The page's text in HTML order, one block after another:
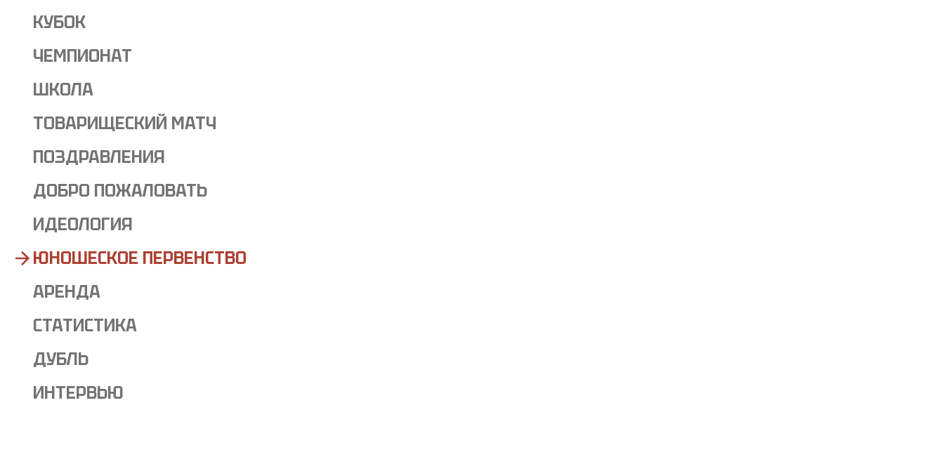
КУБОК
ЧЕМПИОНАТ
ШКОЛА
ТОВАРИЩЕСКИЙ МАТЧ
ПОЗДРАВЛЕНИЯ
ДОБРО ПОЖАЛОВАТЬ
ИДЕОЛОГИЯ
ЮНОШЕСКОЕ ПЕРВЕНСТВО
АРЕНДА
СТАТИСТИКА
ДУБЛЬ
ИНТЕРВЬЮ